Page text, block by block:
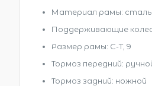
Материал рамы: сталь
Поддерживающие
Размер рамы: С-Т, 9
Тормоз передний:
Тормоз задний: ножной